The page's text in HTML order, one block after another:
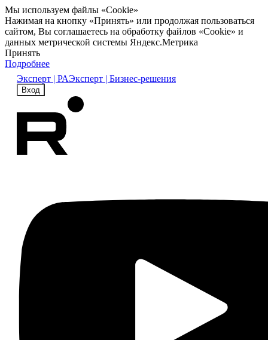
Мы используем файлы «Cookie»
Нажимая на кнопку «Принять» или продолжая пользоваться
сайтом, Вы соглашаетесь на обработку файлов «Cookie» и
данных метрической системы Яндекс.Метрика
Принять
Подробнее
Эксперт | РАЭксперт | Бизнес-решения
Вход